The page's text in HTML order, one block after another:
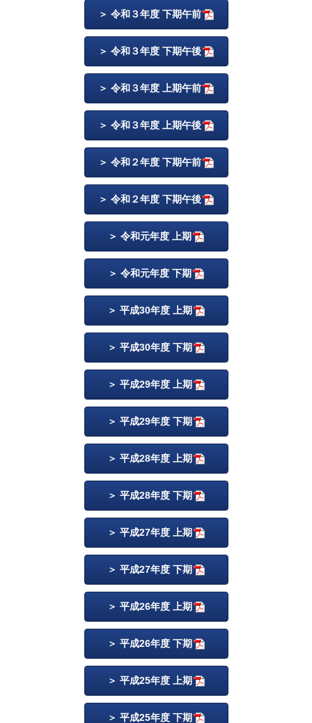
令和３年度 下期午前
令和３年度 下期午後
令和３年度 上期午前
令和３年度 上期午後
令和２年度 下期午前
令和２年度 下期午後
令和元年度 上期
令和元年度 下期
平成30年度 上期
平成30年度 下期
平成29年度 上期
平成29年度 下期
平成28年度 上期
平成28年度 下期
平成27年度 上期
平成27年度 下期
平成26年度 上期
平成26年度 下期
平成25年度 上期
平成25年度 下期